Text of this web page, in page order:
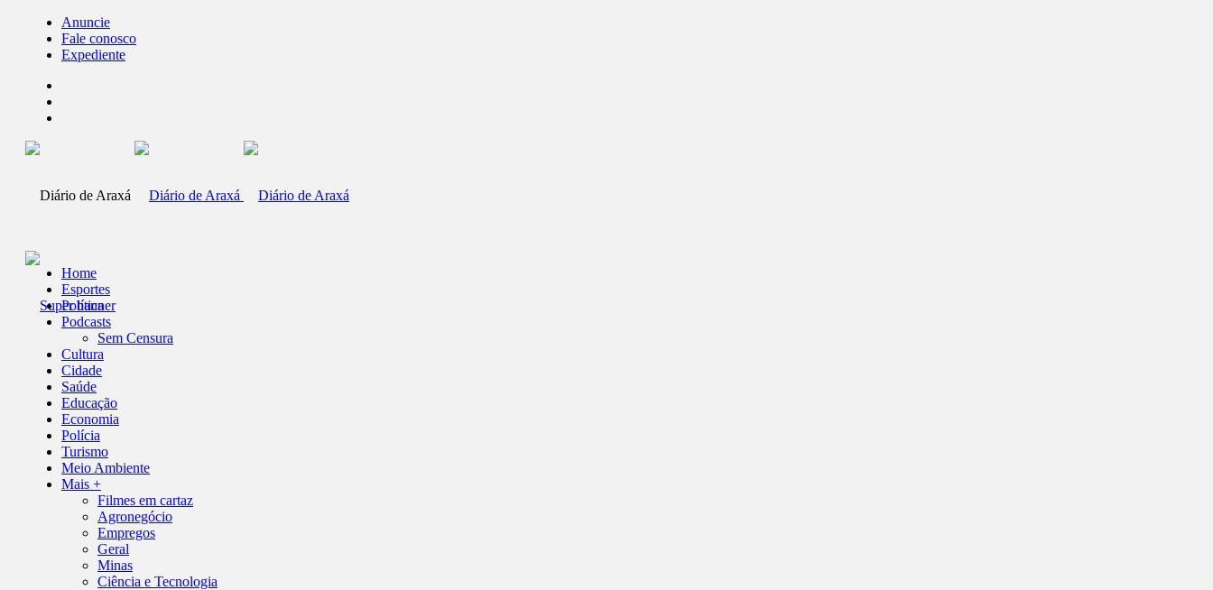
Anuncie
Fale conosco
Expediente
Home
Esportes
Política
Podcasts
Sem Censura
Cultura
Cidade
Saúde
Educação
Economia
Polícia
Turismo
Meio Ambiente
Mais +
Filmes em cartaz
Agronegócio
Empregos
Geral
Minas
Ciência e Tecnologia